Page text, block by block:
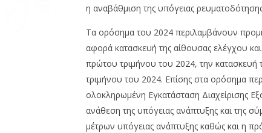
η αναβάθμιση της υπόγειας
Τα ορόσημα του 2024 περιλαμβάνουν
αφορά κατασκευή της αίθουσας ελέγχου
πρώτου τριμήνου του 2024, την κατασκευή
τριμήνου του 2024. Επίσης στα ορόσημα
ολοκληρωμένη Εγκατάσταση Διαχείρισης
ανάθεση της υπόγειας ανάπτυξης και της
μέτρων υπόγειας ανάπτυξης καθώς και η